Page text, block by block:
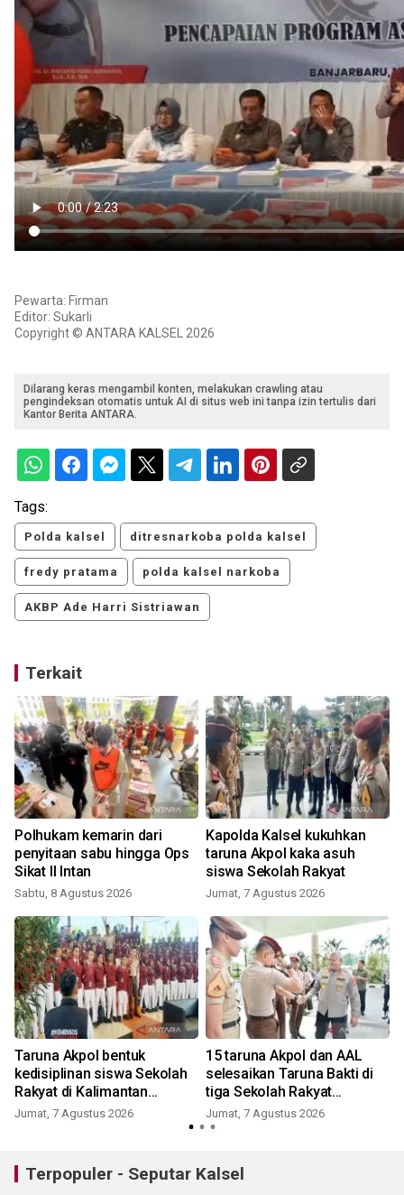
Pewarta: Firman
Editor: Sukarli
Copyright © ANTARA KALSEL 2026
Dilarang keras mengambil konten, melakukan crawling atau
pengindeksan otomatis untuk AI di situs web ini tanpa izin tertulis dari
Kantor Berita ANTARA.
Tags:
Polda kalsel ditresnarkoba polda kalsel
fredy pratama polda kalsel narkoba
AKBP Ade Harri Sistriawan
Terkait
Polhukam kemarin dari
penyitaan sabu hingga Ops
Sikat II Intan
Sabtu, 8 Agustus 2026
Kapolda Kalsel kukuhkan
taruna Akpol kaka asuh
siswa Sekolah Rakyat
Jumat, 7 Agustus 2026
Taruna Akpol bentuk
kedisiplinan siswa Sekolah
Rakyat di Kalimantan
Selatan
Jumat, 7 Agustus 2026
15 taruna Akpol dan AAL
selesaikan Taruna Bakti di
tiga Sekolah Rakyat
Banjarbaru
Jumat, 7 Agustus 2026
Terpopuler - Seputar Kalsel